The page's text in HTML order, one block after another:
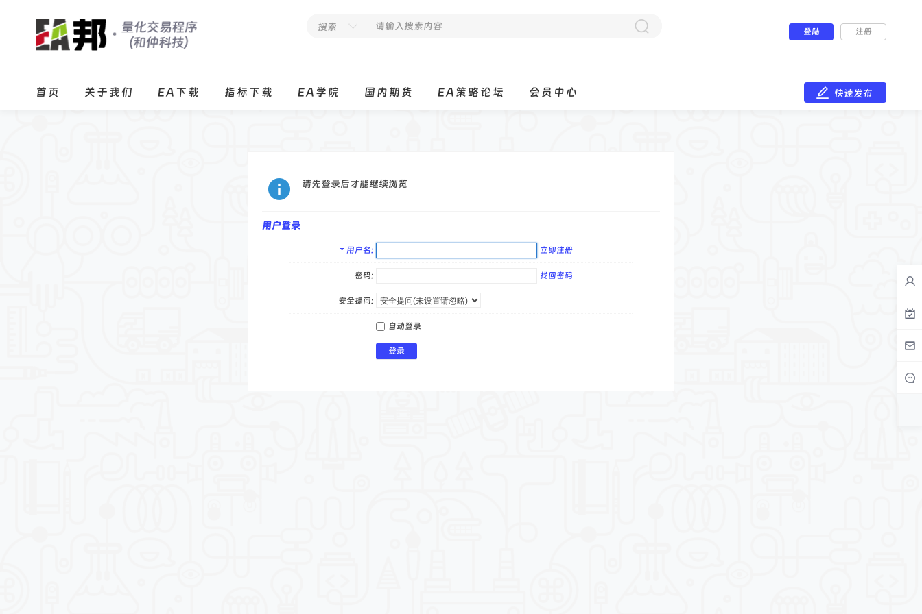
搜索 登陆 注册
首页 关于我们 EA下载 指标下载 EA学院 国内期货 EA策略论坛 会员中心 快速发布
请先登录后才能继续浏览
用户登录
用户名 立即注册
密码: 找回密码
安全提问:
自动登录
登录